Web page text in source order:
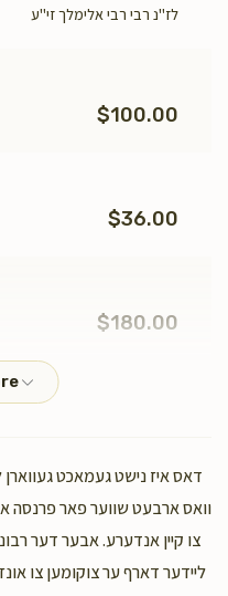
לז"נ רבי רבי אלימלך זי"ע
$100.00
$36.00
$180.00
$70.00
דאס איז נישט געמאכט
וואס ארבעט שווער פאר פרנסה
צו קיין אנדערע. אבער דער
ליידער דארף ער צוקומען צו